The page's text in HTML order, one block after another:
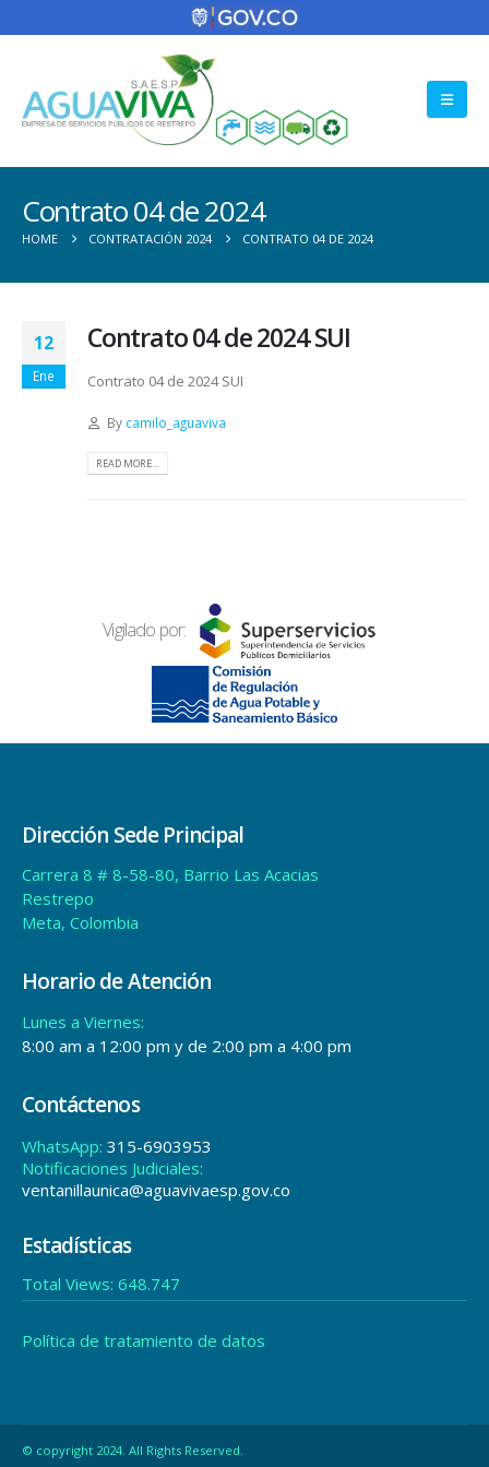
Contrato 04 de 2024
HOME CONTRATACIÓN 2024 CONTRATO 04 DE 2024
12
Ene
Contrato 04 de 2024 SUI
Contrato 04 de 2024 SUI
By camilo_aguaviva
READ MORE...
Vigilado por:
Dirección Sede Principal
Carrera 8 # 8-58-80, Barrio Las Acacias
Restrepo
Meta, Colombia
Horario de Atención
Lunes a Viernes:
8:00 am a 12:00 pm y de 2:00 pm a 4:00 pm
Contáctenos
WhatsApp: 315-6903953
Notificaciones Judiciales:
ventanillaunica@aguavivaesp.gov.co
Estadísticas
Total Views: 648.747
Política de tratamiento de datos
© copyright 2024. All Rights Reserved.